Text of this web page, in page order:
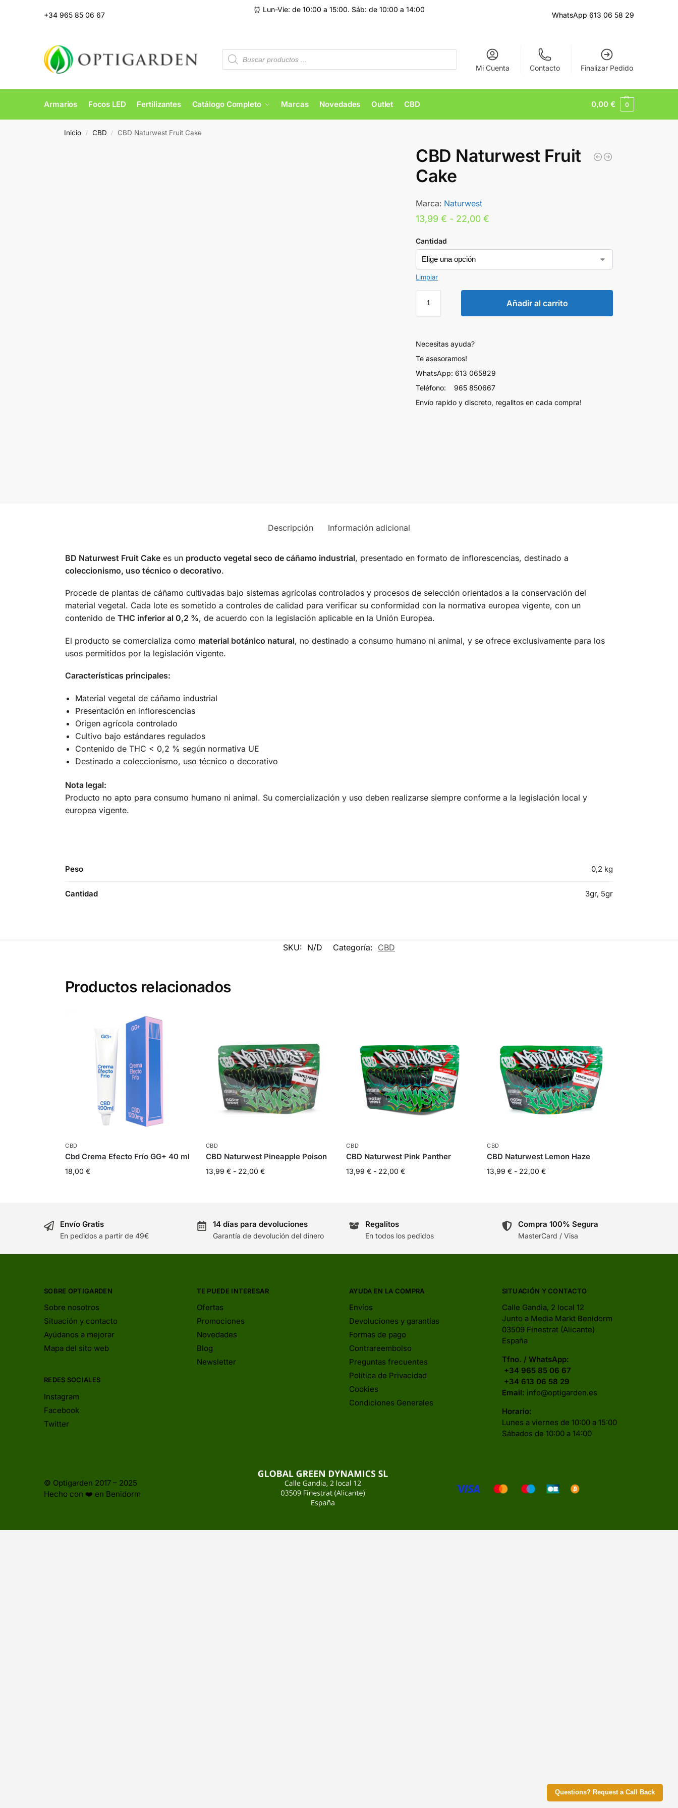
+34 965 85 06 67
⏰ Lun-Vie: de 10:00 a 15:00. Sáb: de 10:00 a 14:00
WhatsApp 613 06 58 29
Mi Cuenta Contacto Finalizar Pedido
Armarios Focos LED Fertilizantes Catálogo Completo Marcas Novedades Outlet CBD 0,00€ 0
Inicio / CBD / CBD Naturwest Fruit Cake
CBD Naturwest Fruit
Cake
Marca: Naturwest
13,99€ - 22,00€
Cantidad
Limpiar
Añadir al carrito
Necesitas ayuda?
Te asesoramos!
WhatsApp: 613 065829
Teléfono: 965 850667
Envío rapido y discreto, regalitos en cada compra!
Questions? Request a Call Back
Descripción Información adicional
BD Naturwest Fruit Cakees un producto vegetal seco de cáñamo industrial, presentado en formato de inflorescencias, destinado a
coleccionismo, uso técnico o decorativo.
Procede de plantas de cáñamo cultivadas bajo sistemas agrícolas controlados y procesos de selección orientados a la conservación del
material vegetal. Cada lote es sometido a controles de calidad para verificar su conformidad con la normativa europea vigente, con un
contenido de THC inferior al 0,2 %, de acuerdo con la legislación aplicable en la Unión Europea.
El producto se comercializa como material botánico natural, no destinado a consumo humano ni animal, y se ofrece exclusivamente para los
usos permitidos por la legislación vigente.
Características principales:
Material vegetal de cáñamo industrial
Presentación en inflorescencias
Origen agrícola controlado
Cultivo bajo estándares regulados
Contenido de THC < 0,2 % según normativa UE
Destinado a coleccionismo, uso técnico o decorativo
Nota legal:
Producto no apto para consumo humano ni animal. Su comercialización y uso deben realizarse siempre conforme a la legislación local y
europea vigente.
Peso 0,2 kg
Cantidad 3gr, 5gr
SKU: N/D Categoría: CBD
Productos relacionados
CBD
Cbd Crema Efecto Frío GG+ 40 ml
18,00 €
CBD
CBD Naturwest Pineapple Poison
13,99 € - 22,00 €
CBD
CBD Naturwest Pink Panther
13,99€ - 22,00€
CBD
CBD Naturwest Lemon Haze
13,99€ - 22,00€
Envío Gratis
En pedidos a partir de 49€
14 días para devoluciones
Garantía de devolución del dinero
Regalitos
En todos los pedidos
Compra 100% Segura
MasterCard / Visa
SOBRE OPTIGARDEN
Sobre nosotros
Situación y contacto
Ayúdanos a mejorar
Mapa del sito web
REDES SOCIALES
Instagram
Facebook
Twitter
TE PUEDE INTERESAR
Ofertas
Promociones
Novedades
Blog
Newsletter
AYUDA EN LA COMPRA
Envíos
Devoluciones y garantías
Formas de pago
Contrareembolso
Preguntas frecuentes
Política de Privacidad
Cookies
Condiciones Generales
SITUACIÓN Y CONTACTO
Calle Gandia, 2 local 12
Junto a Media Markt Benidorm
03509 Finestrat (Alicante)
España
Tfno. / WhatsApp:
+34 965 85 06 67
+34 613 06 58 29
Email: info@optigarden.es
Horario:
Lunes a viernes de 10:00 a 15:00
Sábados de 10:00 a 14:00
© Optigarden 2017 – 2025
Hecho con ❤️ en Benidorm